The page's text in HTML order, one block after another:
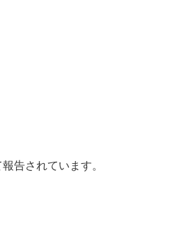
告されています。